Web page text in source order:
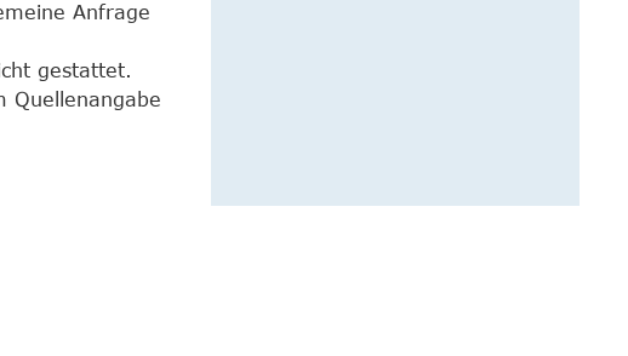
Anfrage
gestattet.
Quellenangabe